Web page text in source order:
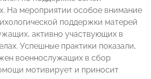
На мероприятии особое внимание
поддержки матерей
активно участвующих в
Успешные практики показали,
военнослужащих в сбор
мотивирует и приносит